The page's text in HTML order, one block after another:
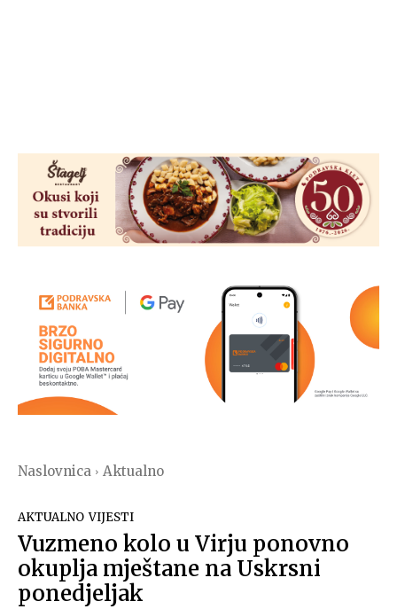
Naslovnica Aktualno
AKTUALNO VIJESTI
Vuzmeno kolo u Virju ponovno
okuplja mještane na Uskrsni
ponedjeljak